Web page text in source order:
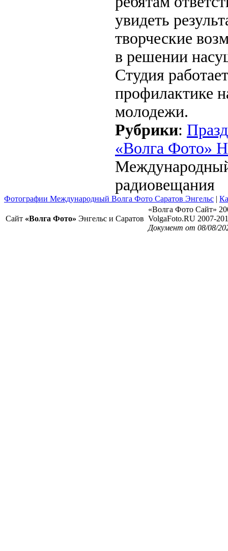
увидеть
творческие
в решении
Студия
профилактике
молодежи.
Рубрики:
«Волга Фото»
Международный
радиовещания
Фотографии Международный Волга Фото Саратов Энгельс |
Сайт «Волга Фото» Энгельс и Саратов
«Волга Фото Сайт»
VolgaFoto.RU 2007-
Документ от 08/08/